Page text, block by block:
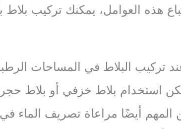
هذه العوامل، يمكنك تركيب بلاط
تركيب البلاط في المساحات
استخدام بلاط خزفي أو بلاط
المهم أيضًا مراعاة تصريف الماء